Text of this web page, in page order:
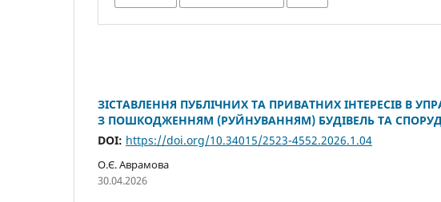
ЗІСТАВЛЕННЯ ПУБЛІЧНИХ ТА ПРИВАТНИХ ІНТЕРЕСІВ В
З ПОШКОДЖЕННЯМ (РУЙНУВАННЯМ) БУДІВЕЛЬ ТА
DOI: https://doi.org/10.34015/2523-4552.2026.1.04
О.Є. Аврамова
30.04.2026